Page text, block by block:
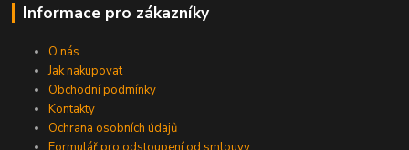
Informace pro zákazníky
O nás
Jak nakupovat
Obchodní podmínky
Kontakty
Ochrana osobních údajů